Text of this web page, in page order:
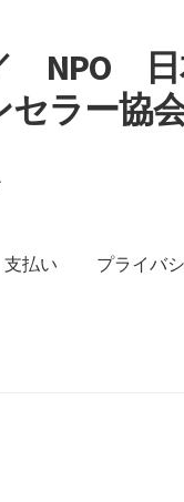
NPO 日
セラー協
支払い プライバ